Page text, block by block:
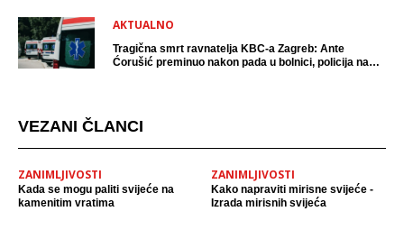
AKTUALNO
Tragična smrt ravnatelja KBC-a Zagreb: Ante
Ćorušić preminuo nakon pada u bolnici, policija na
VEZANI ČLANCI
ZANIMLJIVOSTI
Kada se mogu paliti svijeće na
kamenitim vratima
ZANIMLJIVOSTI
Kako napraviti mirisne svijeće -
Izrada mirisnih svijeća